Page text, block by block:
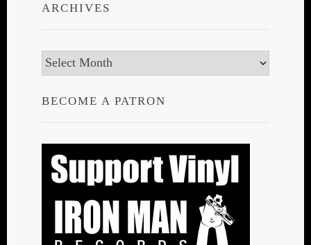
ARCHIVES
Archives
BECOME A PATRON